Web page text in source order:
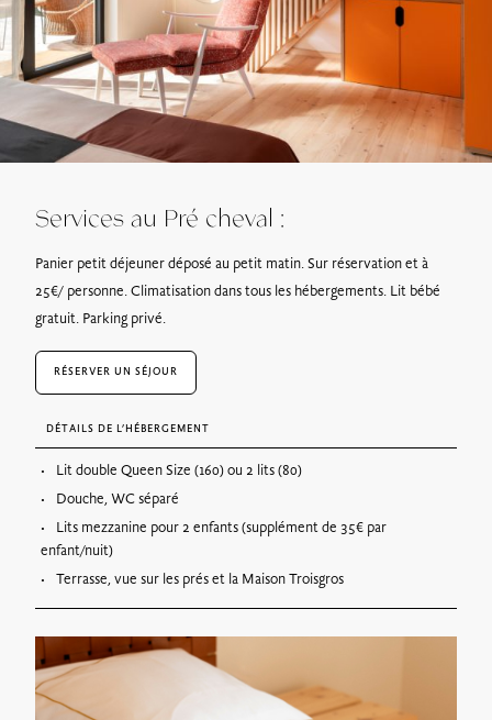
Services au Pré cheval :
Panier petit déjeuner déposé au petit matin. Sur réservation et à
25€/ personne. Climatisation dans tous les hébergements. Lit bébé
gratuit. Parking privé.
RÉSERVER UN SÉJOUR
DÉTAILS DE L’HÉBERGEMENT
Lit double Queen Size (160) ou 2 lits (80)
Douche, WC séparé
Lits mezzanine pour 2 enfants (supplément de 35€ par
enfant/nuit)
Terrasse, vue sur les prés et la Maison Troisgros